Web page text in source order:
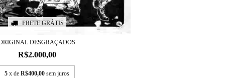
FRETE GRÁTIS
DESGRAÇADOS
R$2.000,00
5 x de R$400,00 sem juros